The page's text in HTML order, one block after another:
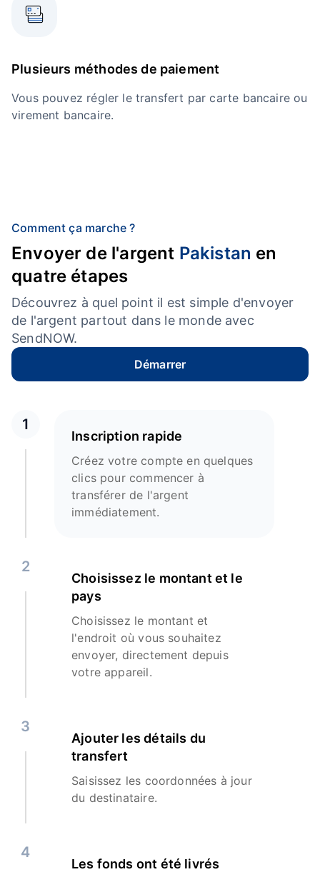
Plusieurs méthodes de paiement
Vous pouvez régler le transfert par carte bancaire ou
virement bancaire.
Comment ça marche ?
Envoyer de l'argent Pakistan en
quatre étapes
Découvrez à quel point il est simple d'envoyer
de l'argent partout dans le monde avec
SendNOW.
Démarrer
1
Inscription rapide
Créez votre compte en quelques
clics pour commencer à
transférer de l'argent
immédiatement.
2
Choisissez le montant et le
pays
Choisissez le montant et
l'endroit où vous souhaitez
envoyer, directement depuis
votre appareil.
3
Ajouter les détails du
transfert
Saisissez les coordonnées à jour
du destinataire.
4
Les fonds ont été livrés